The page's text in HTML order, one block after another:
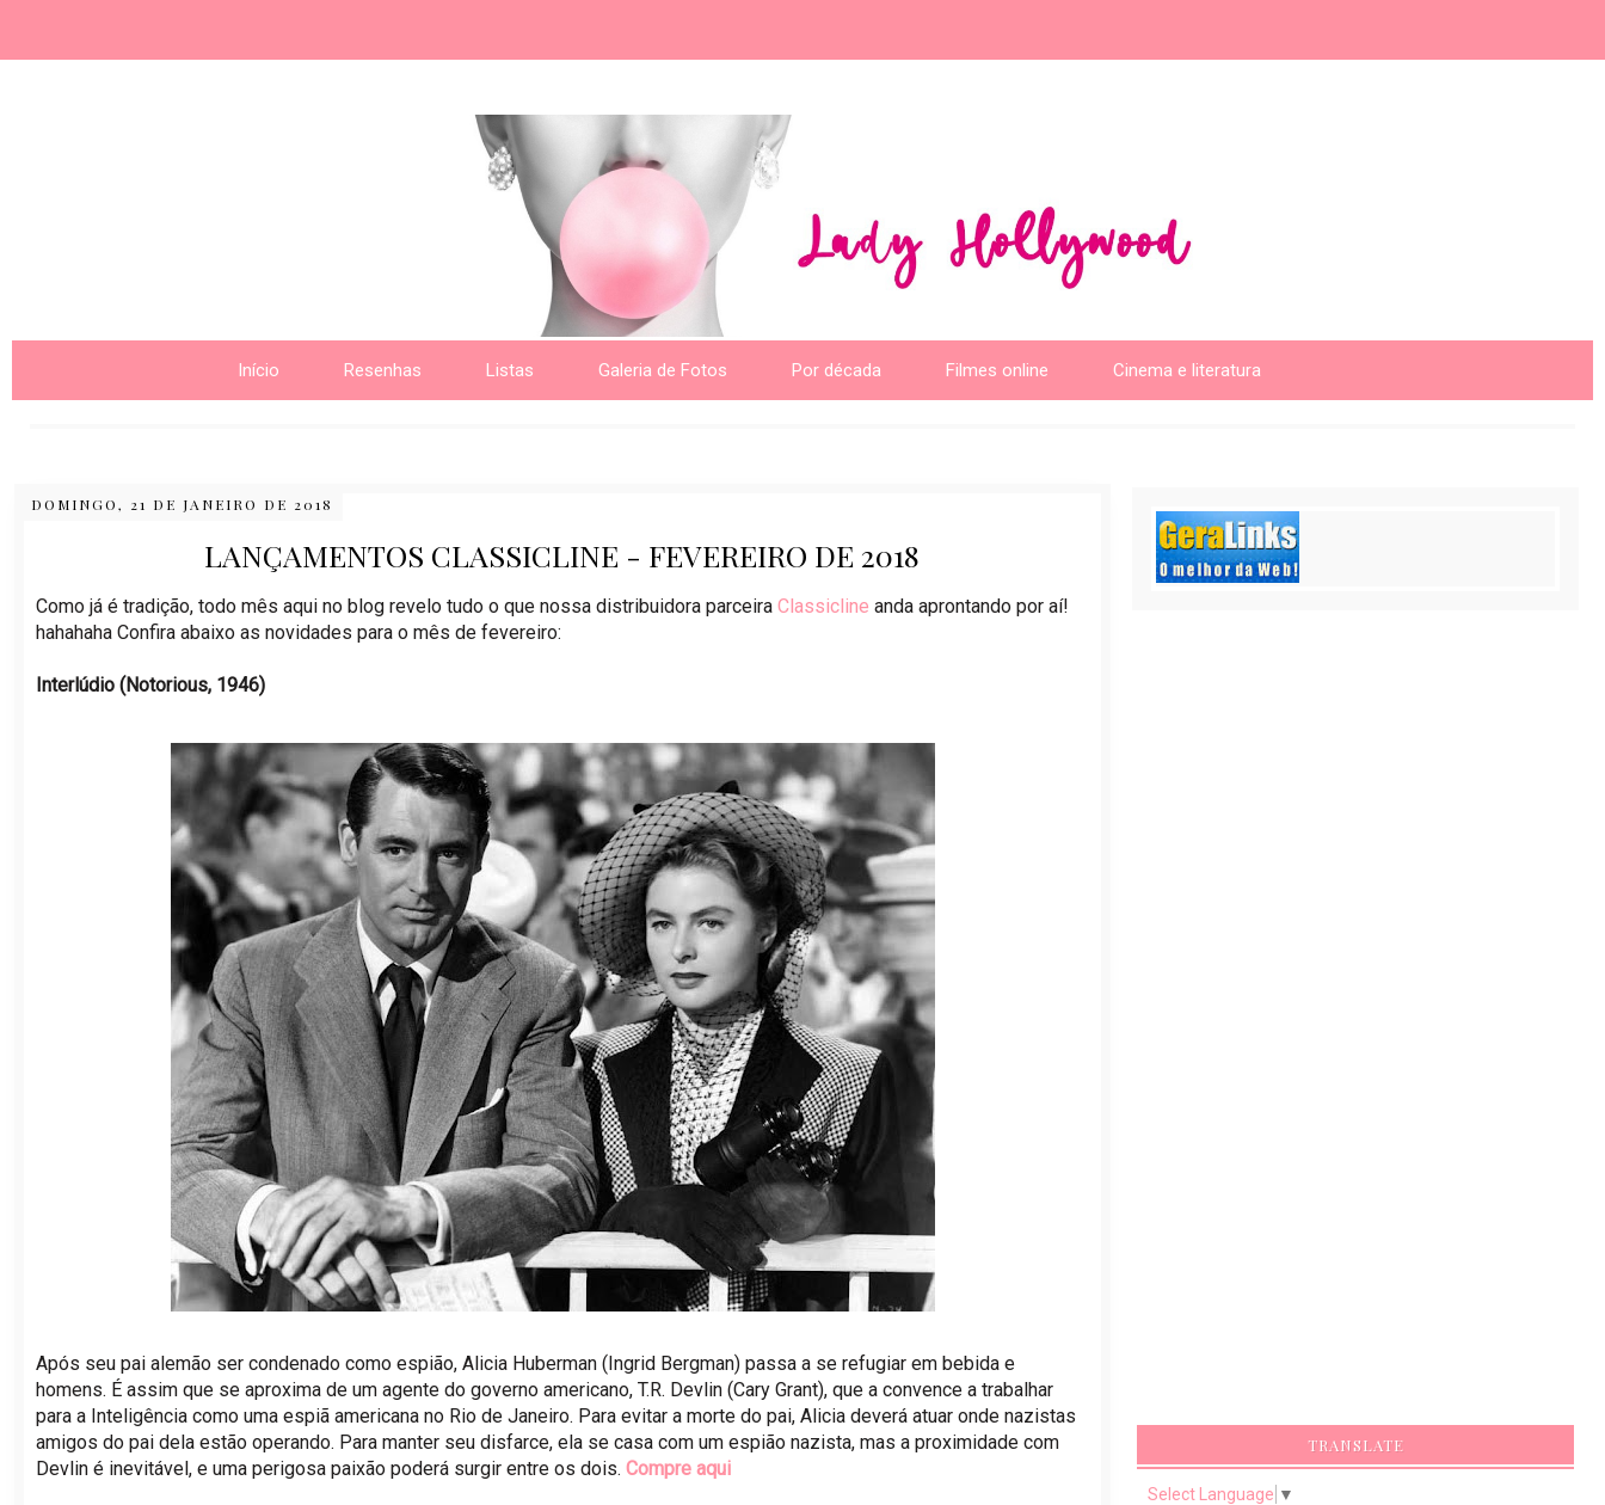
Início Resenhas Listas Galeria de Fotos Por década Filmes online Cinema e literatura
DOMINGO, 21 DE JANEIRO DE 2018
LANÇAMENTOS CLASSICLINE - FEVEREIRO DE 2018
Como já é tradição, todo mês aqui no blog revelo tudo o que nossa distribuidora parceira Classicline anda aprontando por aí!
hahahaha Confira abaixo as novidades para o mês de fevereiro:
Interlúdio (Notorious, 1946)
Após seu pai alemão ser condenado como espião, Alicia Huberman (Ingrid Bergman) passa a se refugiar em bebida e
homens. É assim que se aproxima de um agente do governo americano, T.R. Devlin (Cary Grant), que a convence a trabalhar
para a Inteligência como uma espiã americana no Rio de Janeiro. Para evitar a morte do pai, Alicia deverá atuar onde nazistas
amigos do pai dela estão operando. Para manter seu disfarce, ela se casa com um espião nazista, mas a proximidade com
Devlin é inevitável, e uma perigosa paixão poderá surgir entre os dois. Compre aqui
TRANSLATE
Select Language ▼